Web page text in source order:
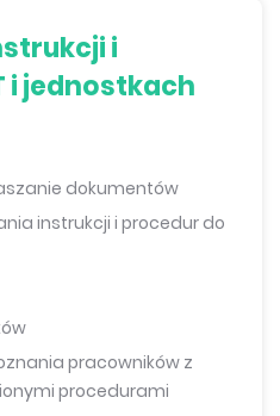
i
i jednostkach
dokumentów
instrukcji i procedur do
pracowników z
procedurami